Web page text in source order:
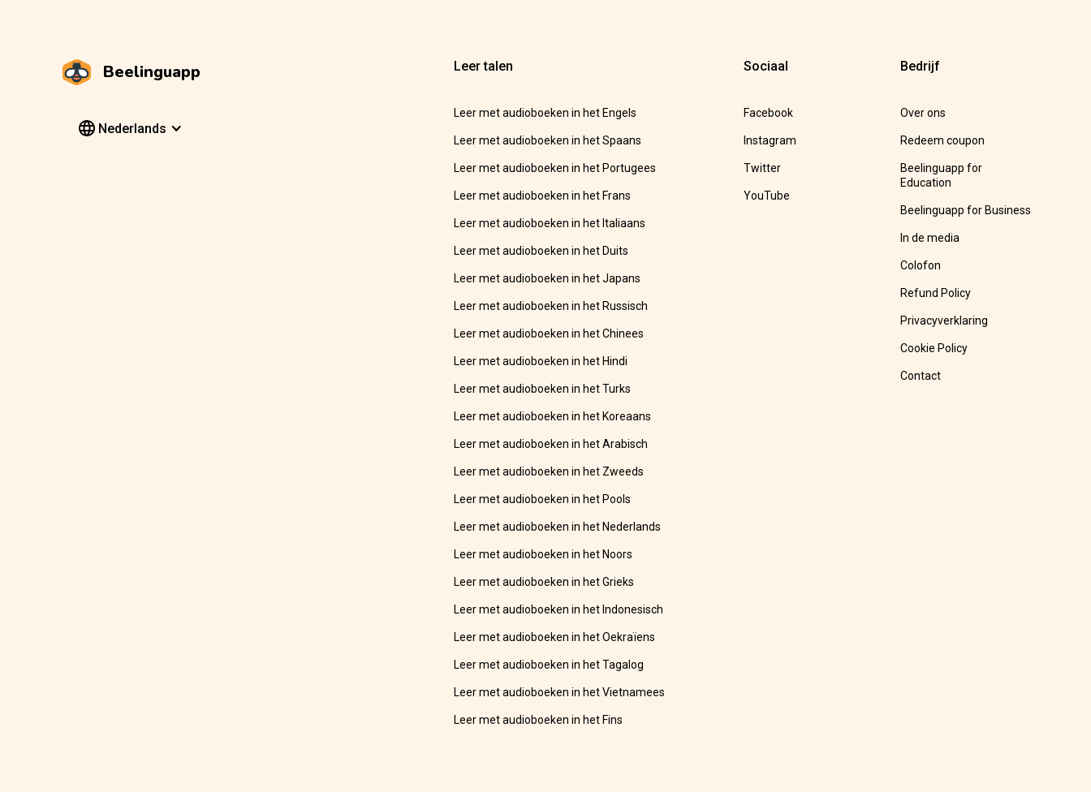
Beelinguapp
Nederlands
Leer talen
Leer met audioboeken in het Engels
Leer met audioboeken in het Spaans
Leer met audioboeken in het Portugees
Leer met audioboeken in het Frans
Leer met audioboeken in het Italiaans
Leer met audioboeken in het Duits
Leer met audioboeken in het Japans
Leer met audioboeken in het Russisch
Leer met audioboeken in het Chinees
Leer met audioboeken in het Hindi
Leer met audioboeken in het Turks
Leer met audioboeken in het Koreaans
Leer met audioboeken in het Arabisch
Leer met audioboeken in het Zweeds
Leer met audioboeken in het Pools
Leer met audioboeken in het Nederlands
Leer met audioboeken in het Noors
Leer met audioboeken in het Grieks
Leer met audioboeken in het Indonesisch
Leer met audioboeken in het Oekraïens
Leer met audioboeken in het Tagalog
Leer met audioboeken in het Vietnamees
Leer met audioboeken in het Fins
Sociaal
Facebook
Instagram
Twitter
YouTube
Bedrijf
Over ons
Redeem coupon
Beelinguapp for
Education
Beelinguapp for Business
In de media
Colofon
Refund Policy
Privacyverklaring
Cookie Policy
Contact